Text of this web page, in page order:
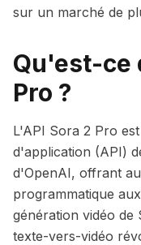
sur un marché de
Qu'est-ce
Pro ?
L'API Sora 2 Pro
d'application (API)
d'OpenAI, offrant
programmatique
génération vidéo de
texte-vers-vidéo